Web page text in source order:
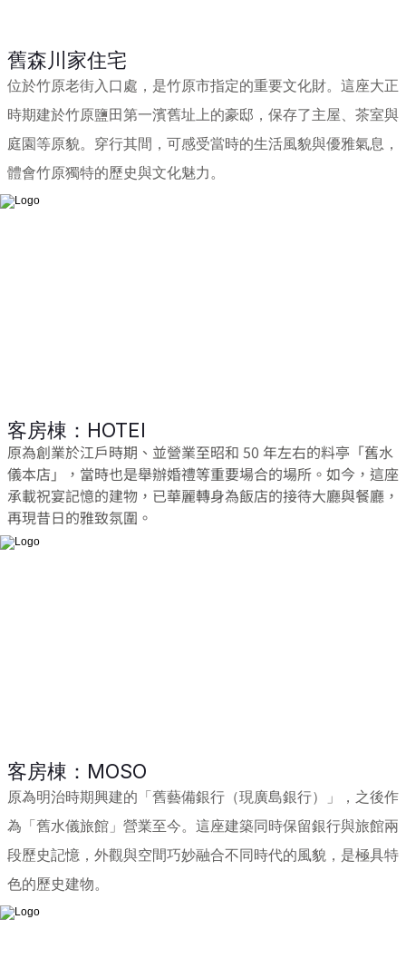
舊森川家住宅
位於竹原老街入口處，是竹原市指定的重要文化財。這座大正
時期建於竹原鹽田第一濱舊址上的豪邸，保存了主屋、茶室與
庭園等原貌。穿行其間，可感受當時的生活風貌與優雅氣息，
體會竹原獨特的歷史與文化魅力。
客房棟：HOTEI
原為創業於江戶時期、並營業至昭和 50 年左右的料亭「舊水
儀本店」，當時也是舉辦婚禮等重要場合的場所。如今，這座
承載祝宴記憶的建物，已華麗轉身為飯店的接待大廳與餐廳，
再現昔日的雅致氛圍。
客房棟：MOSO
原為明治時期興建的「舊藝備銀行（現廣島銀行）」，之後作
為「舊水儀旅館」營業至今。這座建築同時保留銀行與旅館兩
段歷史記憶，外觀與空間巧妙融合不同時代的風貌，是極具特
色的歷史建物。